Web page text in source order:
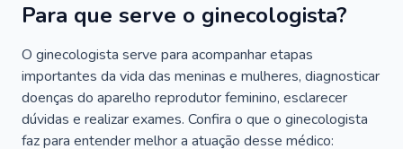
Para que serve o ginecologista?
O ginecologista serve para acompanhar etapas
importantes da vida das meninas e mulheres, diagnosticar
doenças do aparelho reprodutor feminino, esclarecer
dúvidas e realizar exames. Confira o que o ginecologista
faz para entender melhor a atuação desse médico: